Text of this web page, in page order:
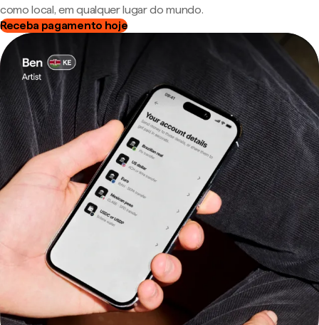
como local, em qualquer lugar do mundo.
Receba pagamento hoje